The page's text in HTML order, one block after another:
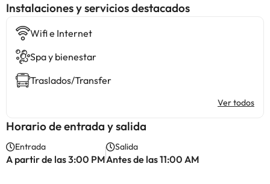
Instalaciones y servicios destacados
Wifi e Internet
Spa y bienestar
Traslados/Transfer
Ver todos
Horario de entrada y salida
Entrada
A partir de las 3:00 PM
Salida
Antes de las 11:00 AM